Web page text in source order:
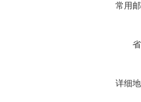
常用
详细